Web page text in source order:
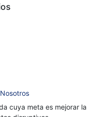
cuya meta es mejorar la